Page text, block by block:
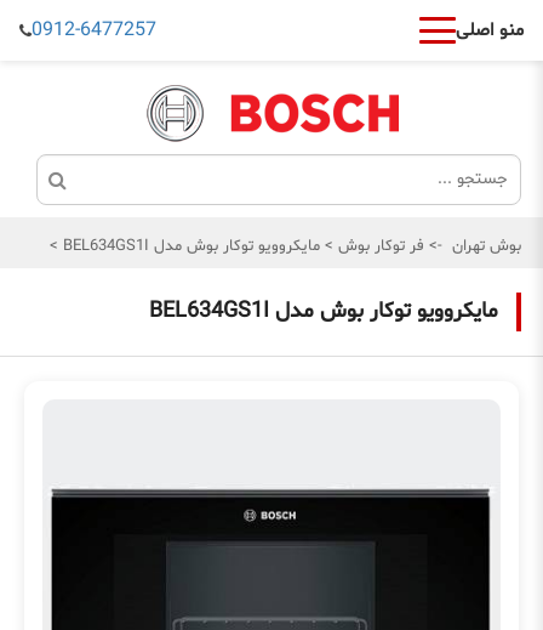
منو اصلی 0912-6477257
بوش تهران -> فر توکار بوش > مایکروویو توکار بوش مدل BEL634GS1I >
مایکروویو توکار بوش مدل BEL634GS1I